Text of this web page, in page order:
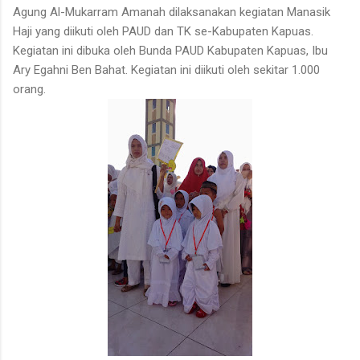
Agung Al-Mukarram Amanah dilaksanakan kegiatan Manasik
Haji yang diikuti oleh PAUD dan TK se-Kabupaten Kapuas.
Kegiatan ini dibuka oleh Bunda PAUD Kabupaten Kapuas, Ibu
Ary Egahni Ben Bahat. Kegiatan ini diikuti oleh sekitar 1.000
orang.